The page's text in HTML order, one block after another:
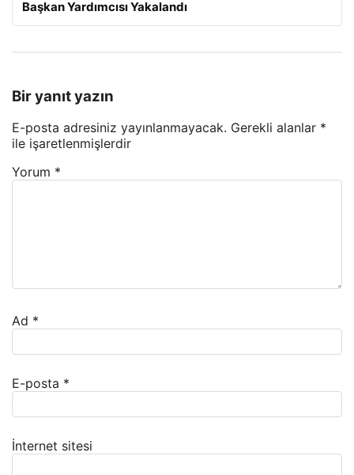
Başkan Yardımcısı Yakalandı
Bir yanıt yazın
E-posta adresiniz yayınlanmayacak. Gerekli alanlar *
ile işaretlenmişlerdir
Yorum *
Ad *
E-posta *
İnternet sitesi